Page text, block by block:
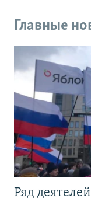
Главные
Ряд